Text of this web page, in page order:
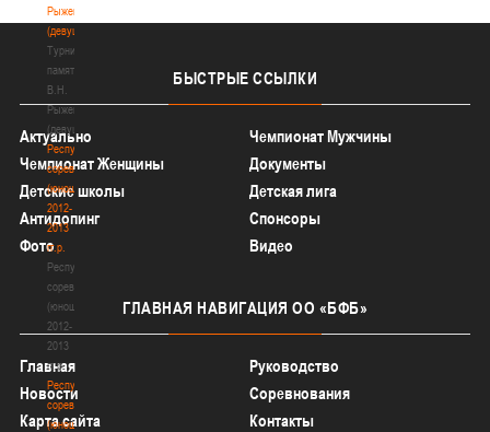
Рыженкова
(девушки)
Турнир
памяти
В.Н.
Рыженкова
(девушки)
Республиканские
соревнования
(юноши)
2012-
2013
гг.р.
Республиканские
соревнования
(юноши)
2012-
2013
гг.р.
Республиканские
соревнования
(юноши)
БЫСТРЫЕ ССЫЛКИ
Актуально
Чемпионат Мужчины
Чемпионат Женщины
Документы
Детские школы
Детская лига
Антидопинг
Спонсоры
Фото
Видео
ГЛАВНАЯ НАВИГАЦИЯ ОО «БФБ»
Главная
Руководство
Новости
Соревнования
Карта сайта
Контакты